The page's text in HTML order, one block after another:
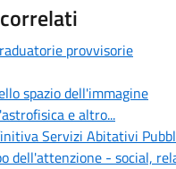
provvisorie
spazio dell'immagine
e altro...
Servizi Abitativi
dell'attenzione - social,